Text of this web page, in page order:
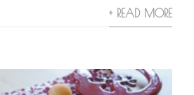
+ READ MORE